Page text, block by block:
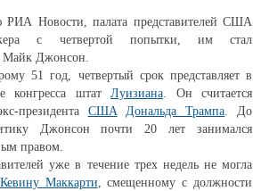
Новости, палата представителей США
с четвертой попытки, им стал
Майк Джонсон.
51 год, четвертый срок представляет в
конгресса штат Луизиана. Он считается
президента США Дональда Трампа. До
Джонсон почти 20 лет занимался
правом.
уже в течение трех недель не могла
Кевину Маккарти, смещенному с должности